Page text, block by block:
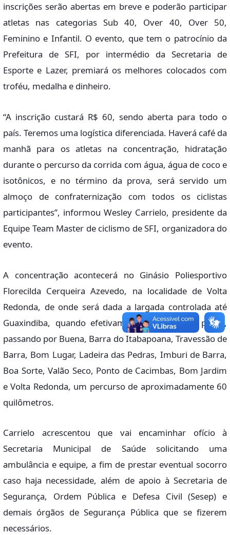
inscrições serão abertas em breve e poderão participar
atletas nas categorias Sub 40, Over 40, Over 50,
Feminino e Infantil. O evento, que tem o patrocínio da
Prefeitura de SFI, por intermédio da Secretaria de
Esporte e Lazer, premiará os melhores colocados com
troféu, medalha e dinheiro.
“A inscrição custará R$ 60, sendo aberta para todo o
país. Teremos uma logística diferenciada. Haverá café da
manhã para os atletas na concentração, hidratação
durante o percurso da corrida com água, água de coco e
isotônicos, e no término da prova, será servido um
almoço de confraternização com todos os ciclistas
participantes”, informou Wesley Carrielo, presidente da
Equipe Team Master de ciclismo de SFI, organizadora do
evento.
A concentração acontecerá no Ginásio Poliesportivo
Florecilda Cerqueira Azevedo, na localidade de Volta
Redonda, de onde será dada a largada controlada até
Guaxindiba, quando efetivamente começará a prova,
passando por Buena, Barra do Itabapoana, Travessão de
Barra, Bom Lugar, Ladeira das Pedras, Imburi de Barra,
Boa Sorte, Valão Seco, Ponto de Cacimbas, Bom Jardim
e Volta Redonda, um percurso de aproximadamente 60
quilômetros.
Carrielo acrescentou que vai encaminhar ofício à
Secretaria Municipal de Saúde solicitando uma
ambulância e equipe, a fim de prestar eventual socorro
caso haja necessidade, além de apoio à Secretaria de
Segurança, Ordem Pública e Defesa Civil (Sesep) e
demais órgãos de Segurança Pública que se fizerem
necessários.